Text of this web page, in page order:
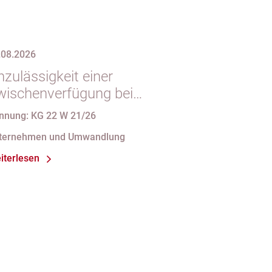
einer
bei
an die
einer eGbR im
KG 22 W 21/26
und Umwandlung